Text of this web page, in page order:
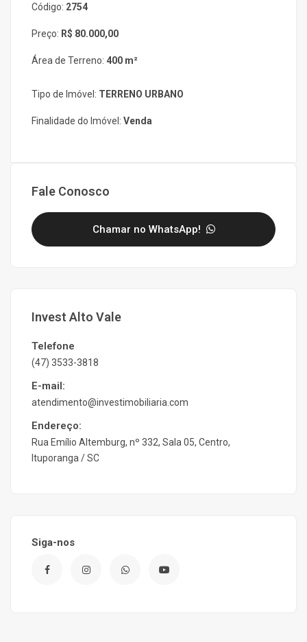
Código: 2754
Preço: R$ 80.000,00
Área de Terreno: 400 m²
Tipo de Imóvel: TERRENO URBANO
Finalidade do Imóvel: Venda
Fale Conosco
Chamar no WhatsApp!
Invest Alto Vale
Telefone
(47) 3533-3818
E-mail:
atendimento@investimobiliaria.com
Endereço:
Rua Emílio Altemburg, nº 332, Sala 05, Centro,
Ituporanga / SC
Siga-nos